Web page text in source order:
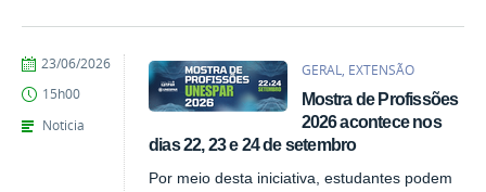
GERAL, EXTENSÃO
Mostra de Profissões
2026 acontece nos
dias 22, 23 e 24 de setembro
Por meio desta iniciativa, estudantes podem
por
Santos
Daum
publicado
23/06/2026
15h00
Noticia